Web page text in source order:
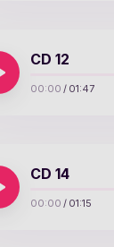
CD 12
00:00 / 01:47
CD 14
00:00 / 01:15